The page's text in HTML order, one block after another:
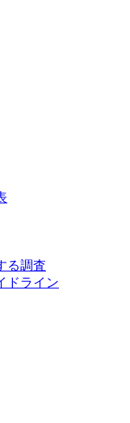
る調査
ドライン